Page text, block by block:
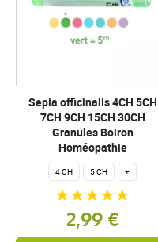
Sepia officinalis 4CH 5CH
7CH 9CH 15CH 30CH
Granules Boiron
Homéopathie
4 CH 5 CH +
2,99 €